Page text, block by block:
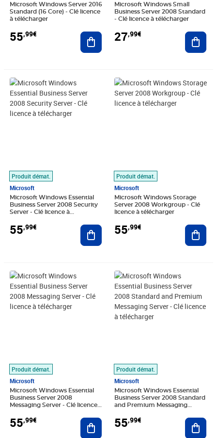
Microsoft Windows Server 2016
Standard (16 Core) - Clé licence
à télécharger
55,99€ Ajouter au panier
Microsoft Windows Small
Business Server 2008 Standard
- Clé licence à télécharger
27,99€
Produit démat.
Microsoft
Microsoft Windows Essential
Business Server 2008 Security
Server - Clé licence à
55,99€
Prix 55,99€
Ajouter au panier
Produit démat.
Microsoft
Microsoft Windows Storage
Server 2008 Workgroup - Clé
licence à télécharger
55,99€
Prix 55,99€
Produit démat.
Microsoft
Microsoft Windows Essential
Business Server 2008
Messaging Server - Clé licence à
55,99€
Prix 55,99€
Ajouter au panier
Produit démat.
Microsoft
Microsoft Windows Essential
Business Server 2008 Standard
and Premium Messaging
télécharger
55,99€
Prix 55,99€